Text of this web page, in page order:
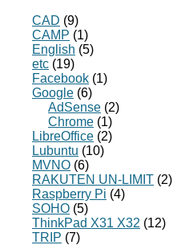
CAD (9)
CAMP (1)
English (5)
etc (19)
Facebook (1)
Google (6)
AdSense (2)
Chrome (1)
LibreOffice (2)
Lubuntu (10)
MVNO (6)
RAKUTEN UN-LIMIT (2)
Raspberry Pi (4)
SOHO (5)
ThinkPad X31 X32 (12)
TRIP (7)